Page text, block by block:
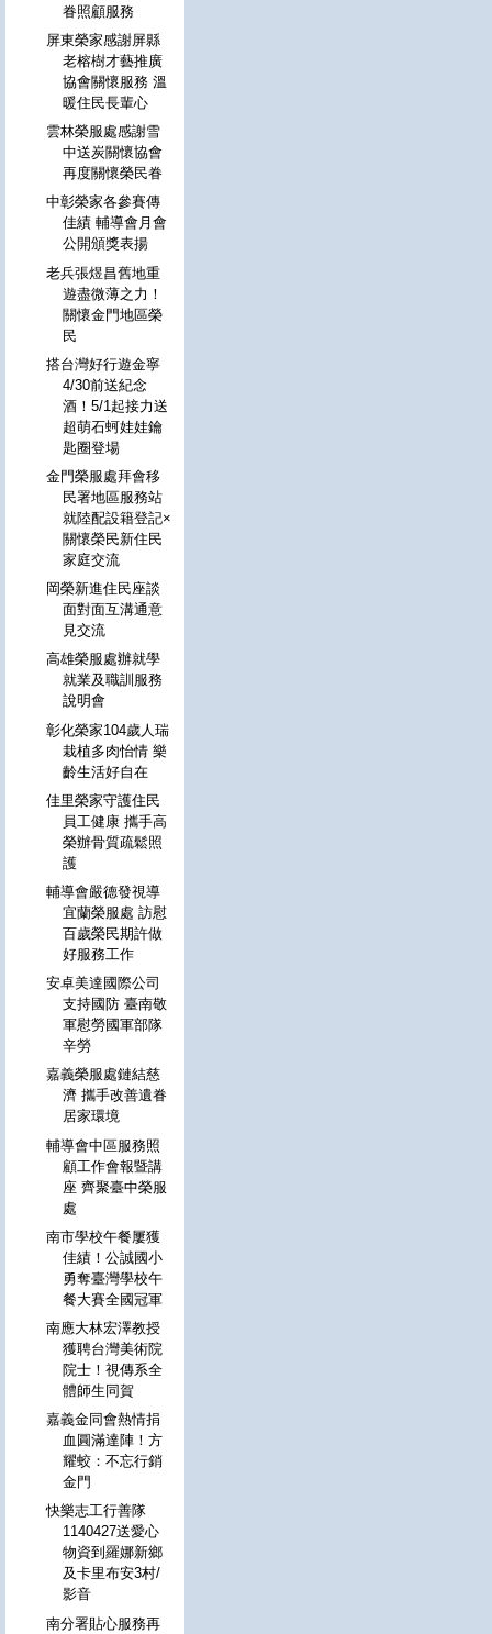
眷照顧服務
屏東榮家感謝屏縣
老榕樹才藝推廣
協會關懷服務 溫
暖住民長輩心
雲林榮服處感謝雪
中送炭關懷協會
再度關懷榮民眷
中彰榮家各參賽傳
佳績 輔導會月會
公開頒獎表揚
老兵張煜昌舊地重
遊盡微薄之力！
關懷金門地區榮
民
搭台灣好行遊金寧
4/30前送紀念
酒！5/1起接力送
超萌石蚵娃娃鑰
匙圈登場
金門榮服處拜會移
民署地區服務站
就陸配設籍登記×
關懷榮民新住民
家庭交流
岡榮新進住民座談
面對面互溝通意
見交流
高雄榮服處辦就學
就業及職訓服務
說明會
彰化榮家104歲人瑞
栽植多肉怡情 樂
齡生活好自在
佳里榮家守護住民
員工健康 攜手高
榮辦骨質疏鬆照
護
輔導會嚴德發視導
宜蘭榮服處 訪慰
百歲榮民期許做
好服務工作
安卓美達國際公司
支持國防 臺南敬
軍慰勞國軍部隊
辛勞
嘉義榮服處鏈結慈
濟 攜手改善遺眷
居家環境
輔導會中區服務照
顧工作會報暨講
座 齊聚臺中榮服
處
南市學校午餐屢獲
佳績！公誠國小
勇奪臺灣學校午
餐大賽全國冠軍
南應大林宏澤教授
獲聘台灣美術院
院士！視傳系全
體師生同賀
嘉義金同會熱情捐
血圓滿達陣！方
耀蛟：不忘行銷
金門
快樂志工行善隊
1140427送愛心
物資到羅娜新鄉
及卡里布安3村/
影音
南分署貼心服務再